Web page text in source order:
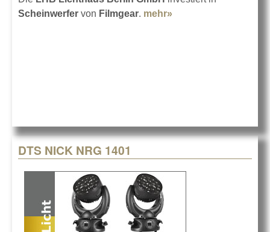
Scheinwerfer von Filmgear. mehr»
DTS NICK NRG 1401